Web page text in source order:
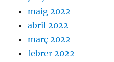
maig 2022
abril 2022
març 2022
febrer 2022